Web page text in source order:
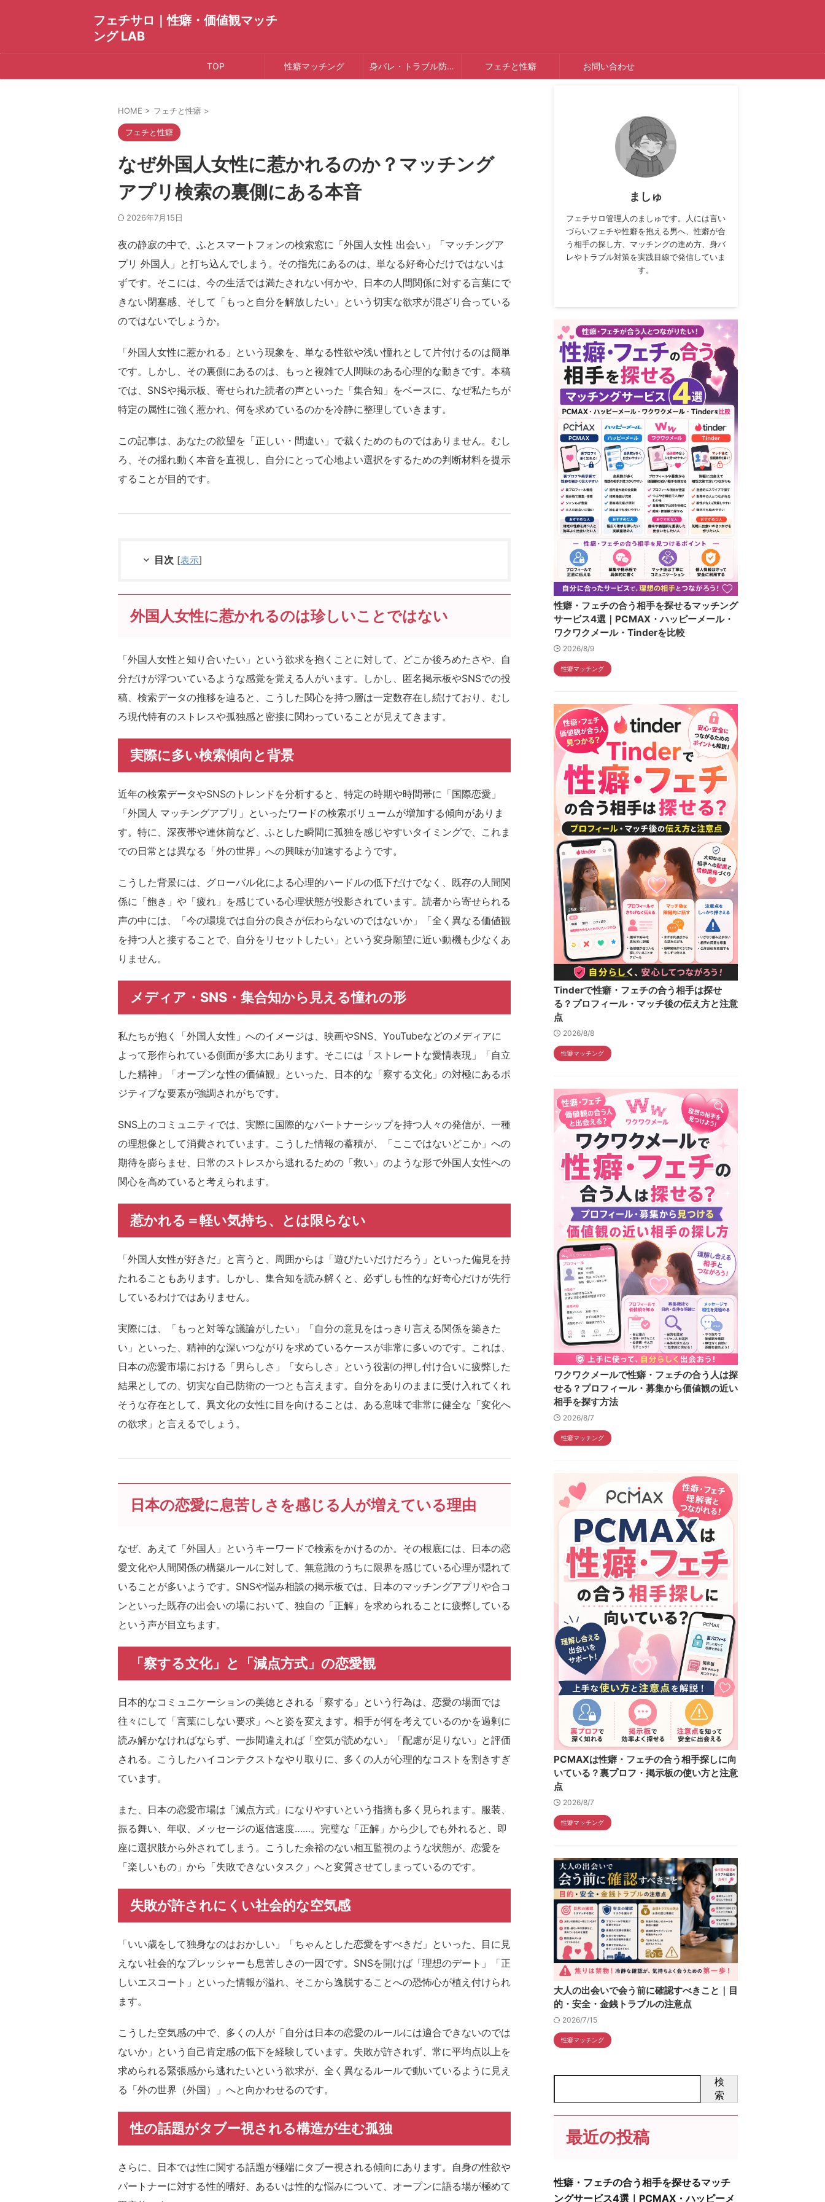
フェチサロ｜性癖・価値観マッチ
ング LAB
TOP 性癖マッチング 身バレ・トラブル防止 フェチと性癖 お問い合わせ
HOME > フェチと性癖 >
フェチと性癖
なぜ外国人女性に惹かれるのか？マッチング
アプリ検索の裏側にある本音
2026年7月15日
夜の静寂の中で、ふとスマートフォンの検索窓に「外国人女性 出会い」「マッチングア
プリ 外国人」と打ち込んでしまう。その指先にあるのは、単なる好奇心だけではないは
ずです。そこには、今の生活では満たされない何かや、日本の人間関係に対する言葉にで
きない閉塞感、そして「もっと自分を解放したい」という切実な欲求が混ざり合っている
のではないでしょうか。
「外国人女性に惹かれる」という現象を、単なる性欲や浅い憧れとして片付けるのは簡単
です。しかし、その裏側にあるのは、もっと複雑で人間味のある心理的な動きです。本稿
では、SNSや掲示板、寄せられた読者の声といった「集合知」をベースに、なぜ私たちが
特定の属性に強く惹かれ、何を求めているのかを冷静に整理していきます。
この記事は、あなたの欲望を「正しい・間違い」で裁くためのものではありません。むし
ろ、その揺れ動く本音を直視し、自分にとって心地よい選択をするための判断材料を提示
することが目的です。
目次 [表示]
外国人女性に惹かれるのは珍しいことではない
「外国人女性と知り合いたい」という欲求を抱くことに対して、どこか後ろめたさや、自
分だけが浮ついているような感覚を覚える人がいます。しかし、匿名掲示板やSNSでの投
稿、検索データの推移を辿ると、こうした関心を持つ層は一定数存在し続けており、むし
ろ現代特有のストレスや孤独感と密接に関わっていることが見えてきます。
実際に多い検索傾向と背景
近年の検索データやSNSのトレンドを分析すると、特定の時期や時間帯に「国際恋愛」
「外国人 マッチングアプリ」といったワードの検索ボリュームが増加する傾向がありま
す。特に、深夜帯や連休前など、ふとした瞬間に孤独を感じやすいタイミングで、これま
での日常とは異なる「外の世界」への興味が加速するようです。
こうした背景には、グローバル化による心理的ハードルの低下だけでなく、既存の人間関
係に「飽き」や「疲れ」を感じている心理状態が投影されています。読者から寄せられる
声の中には、「今の環境では自分の良さが伝わらないのではないか」「全く異なる価値観
を持つ人と接することで、自分をリセットしたい」という変身願望に近い動機も少なくあ
りません。
メディア・SNS・集合知から見える憧れの形
私たちが抱く「外国人女性」へのイメージは、映画やSNS、YouTubeなどのメディアに
よって形作られている側面が多大にあります。そこには「ストレートな愛情表現」「自立
した精神」「オープンな性の価値観」といった、日本的な「察する文化」の対極にあるポ
ジティブな要素が強調されがちです。
SNS上のコミュニティでは、実際に国際的なパートナーシップを持つ人々の発信が、一種
の理想像として消費されています。こうした情報の蓄積が、「ここではないどこか」への
期待を膨らませ、日常のストレスから逃れるための「救い」のような形で外国人女性への
関心を高めていると考えられます。
惹かれる＝軽い気持ち、とは限らない
「外国人女性が好きだ」と言うと、周囲からは「遊びたいだけだろう」といった偏見を持
たれることもあります。しかし、集合知を読み解くと、必ずしも性的な好奇心だけが先行
しているわけではありません。
実際には、「もっと対等な議論がしたい」「自分の意見をはっきり言える関係を築きた
い」といった、精神的な深いつながりを求めているケースが非常に多いのです。これは、
日本の恋愛市場における「男らしさ」「女らしさ」という役割の押し付け合いに疲弊した
結果としての、切実な自己防衛の一つとも言えます。自分をありのままに受け入れてくれ
そうな存在として、異文化の女性に目を向けることは、ある意味で非常に健全な「変化へ
の欲求」と言えるでしょう。
日本の恋愛に息苦しさを感じる人が増えている理由
なぜ、あえて「外国人」というキーワードで検索をかけるのか。その根底には、日本の恋
愛文化や人間関係の構築ルールに対して、無意識のうちに限界を感じている心理が隠れて
いることが多いようです。SNSや悩み相談の掲示板では、日本のマッチングアプリや合コ
ンといった既存の出会いの場において、独自の「正解」を求められることに疲弊している
という声が目立ちます。
「察する文化」と「減点方式」の恋愛観
日本的なコミュニケーションの美徳とされる「察する」という行為は、恋愛の場面では
往々にして「言葉にしない要求」へと姿を変えます。相手が何を考えているのかを過剰に
読み解かなければならず、一歩間違えれば「空気が読めない」「配慮が足りない」と評価
される。こうしたハイコンテクストなやり取りに、多くの人が心理的なコストを割きすぎ
ています。
また、日本の恋愛市場は「減点方式」になりやすいという指摘も多く見られます。服装、
振る舞い、年収、メッセージの返信速度……。完璧な「正解」から少しでも外れると、即
座に選択肢から外されてしまう。こうした余裕のない相互監視のような状態が、恋愛を
「楽しいもの」から「失敗できないタスク」へと変質させてしまっているのです。
失敗が許されにくい社会的な空気感
「いい歳をして独身なのはおかしい」「ちゃんとした恋愛をすべきだ」といった、目に見
えない社会的なプレッシャーも息苦しさの一因です。SNSを開けば「理想のデート」「正
しいエスコート」といった情報が溢れ、そこから逸脱することへの恐怖心が植え付けられ
ます。
こうした空気感の中で、多くの人が「自分は日本の恋愛のルールには適合できないのでは
ないか」という自己肯定感の低下を経験しています。失敗が許されず、常に平均点以上を
求められる緊張感から逃れたいという欲求が、全く異なるルールで動いているように見え
る「外の世界（外国）」へと向かわせるのです。
性の話題がタブー視される構造が生む孤独
さらに、日本では性に関する話題が極端にタブー視される傾向にあります。自身の性欲や
パートナーに対する性的嗜好、あるいは性的な悩みについて、オープンに語る場が極めて
ましゅ
フェチサロ管理人のましゅです。人には言い
づらいフェチや性癖を抱える男へ、性癖が合
う相手の探し方、マッチングの進め方、身バ
レやトラブル対策を実践目線で発信していま
す。
性癖・フェチの合う相手を探せるマッチング
サービス4選｜PCMAX・ハッピーメール・
ワクワクメール・Tinderを比較
2026/8/9
性癖マッチング
Tinderで性癖・フェチの合う相手は探せ
る？プロフィール・マッチ後の伝え方と注意
点
2026/8/8
性癖マッチング
ワクワクメールで性癖・フェチの合う人は探
せる？プロフィール・募集から価値観の近い
相手を探す方法
2026/8/7
性癖マッチング
PCMAXは性癖・フェチの合う相手探しに向
いている？裏プロフ・掲示板の使い方と注意
点
2026/8/7
性癖マッチング
大人の出会いで会う前に確認すべきこと｜目
的・安全・金銭トラブルの注意点
2026/7/15
性癖マッチング
検
索
最近の投稿
性癖・フェチの合う相手を探せるマッチ
ングサービス4選｜PCMAX・ハッピーメ